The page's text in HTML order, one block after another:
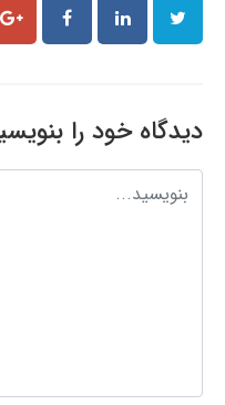
دیدگاه خود را بنویسید